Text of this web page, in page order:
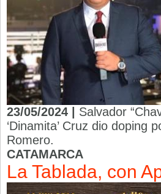
23/05/2024 | Salvador
‘Dinamita’ Cruz dio doping
Romero.
CATAMARCA
La Tablada, con